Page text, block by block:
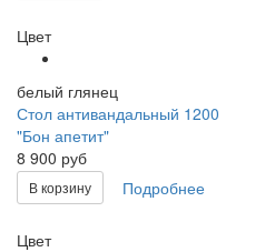
Цвет
белый глянец
Стол антивандальный 1200
"Бон апетит"
8 900 руб
В корзину Подробнее
Цвет